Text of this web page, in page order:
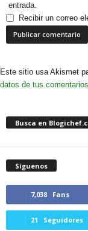
entrada.
Recibir un correo
Este sitio usa Akismet
datos de tus
Busca en
Síguenos
7,038 Fans
21 Seguidores